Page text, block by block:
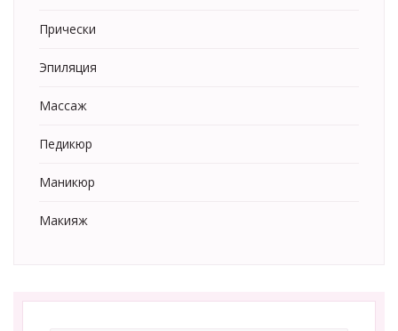
Прически
Эпиляция
Массаж
Педикюр
Маникюр
Макияж